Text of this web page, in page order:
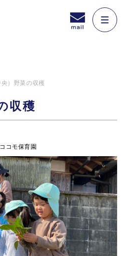
央）野菜の収穫
収穫
コモ保育園